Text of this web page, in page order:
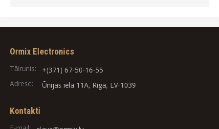
Ormix Electronics
Tālrunis:
+(371) 67-50-16-55
Adrese:
Ūnijas iela 11A, Rīga, LV-1039
Kontakti